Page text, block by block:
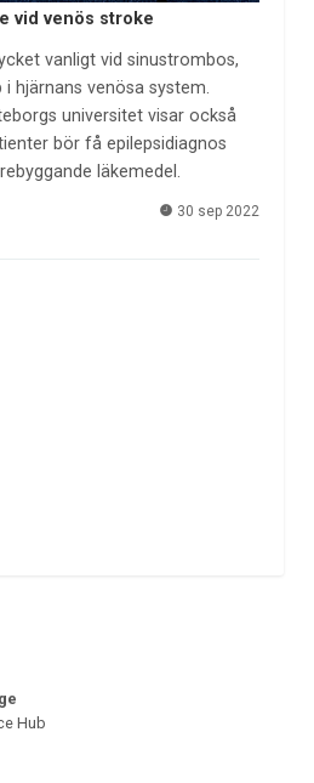
vid venös stroke
vanligt vid sinustrombos,
hjärnans venösa system.
universitet visar också
bör få epilepsidiagnos
läkemedel.
30 sep 2022
Hub